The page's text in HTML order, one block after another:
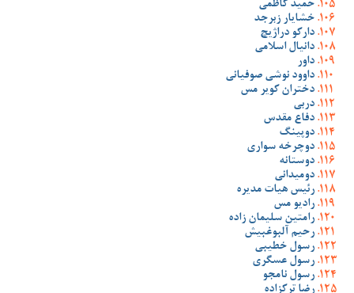
حمید کاظمی
خشایار زبرجد
دارکو دراژیچ
دانیال اسلامی
داور
داوود نوشی صوفیانی
دختران کویر مس
دربی
دفاع مقدس
دوپینگ
دوچرخه سواری
دوستانه
دومیدانی
رئیس هیات مدیره
رادیو مس
رامتین سلیمان زاده
رحیم آلبوغبیش
رسول خطیبی
رسول عسگری
رسول نامجو
رضا ترکزاده